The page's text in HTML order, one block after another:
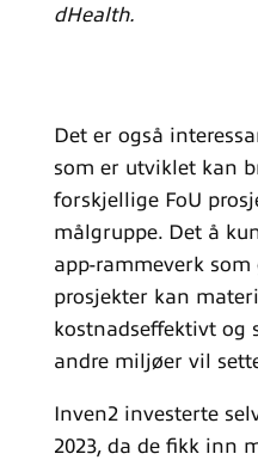
dHealth.
Det er også
som er utviklet kan
forskjellige FoU
målgruppe. Det å
app-rammeverk som
prosjekter kan
kostnadseffektivt og
andre miljøer vil
Inven2 investerte
2023, da de fikk inn